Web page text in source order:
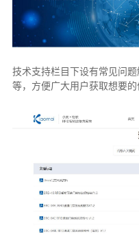
技术支持栏目下设有常见问
等，方便广大用户获取想要的